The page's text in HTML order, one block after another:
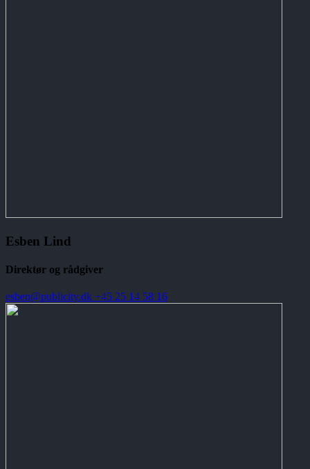
Esben Lind
Direktør og rådgiver
esben@publicity.dk +45 25 14 58 16